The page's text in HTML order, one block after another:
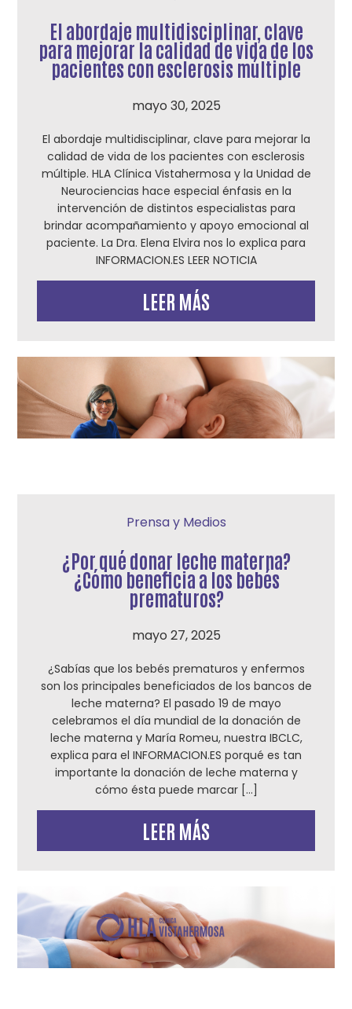
El abordaje multidisciplinar, clave
para mejorar la calidad de vida de los
pacientes con esclerosis múltiple
mayo 30, 2025
El abordaje multidisciplinar, clave para mejorar la
calidad de vida de los pacientes con esclerosis
múltiple. HLA Clínica Vistahermosa y la Unidad de
Neurociencias hace especial énfasis en la
intervención de distintos especialistas para
brindar acompañamiento y apoyo emocional al
paciente. La Dra. Elena Elvira nos lo explica para
INFORMACION.ES LEER NOTICIA
LEER MÁS
Prensa y Medios
¿Por qué donar leche materna?
¿Cómo beneficia a los bebés
prematuros?
mayo 27, 2025
¿Sabías que los bebés prematuros y enfermos
son los principales beneficiados de los bancos de
leche materna? El pasado 19 de mayo
celebramos el día mundial de la donación de
leche materna y María Romeu, nuestra IBCLC,
explica para el INFORMACION.ES porqué es tan
importante la donación de leche materna y
cómo ésta puede marcar […]
LEER MÁS